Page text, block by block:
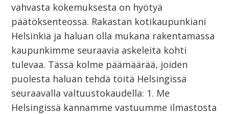
vahvasta kokemuksesta on hyötyä
päätöksenteossa. Rakastan kotikaupunkiani
Helsinkiä ja haluan olla mukana rakentamassa
kaupunkimme seuraavia askeleita kohti
tulevaa. Tässä kolme päämäärää, joiden
puolesta haluan tehdä töitä Helsingissä
seuraavalla valtuustokaudella: 1. Me
Helsingissä kannamme vastuumme ilmastosta